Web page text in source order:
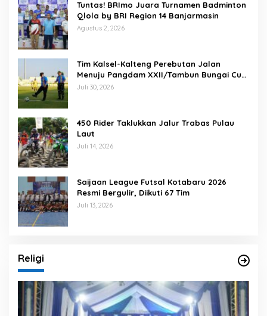
Tuntas! BRImo Juara Turnamen Badminton
Qlola by BRI Region 14 Banjarmasin
Agustus 2, 2026
Tim Kalsel-Kalteng Perebutan Jalan
Menuju Pangdam XXII/Tambun Bungai Cup
Banjarmasin
Juli 30, 2026
450 Rider Taklukkan Jalur Trabas Pulau
Laut
Juli 14, 2026
Saijaan League Futsal Kotabaru 2026
Resmi Bergulir, Diikuti 67 Tim
Juli 13, 2026
Religi